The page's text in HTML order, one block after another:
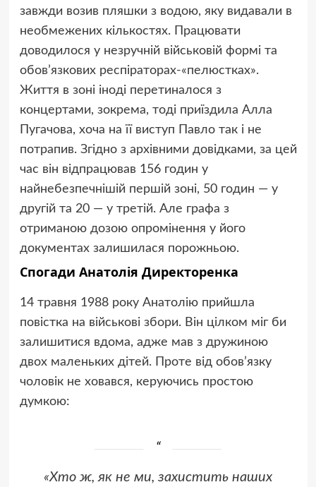
завжди возив пляшки з водою, яку видавали в
необмежених кількостях. Працювати
доводилося у незручній військовій формі та
обов’язкових респіраторах-«пелюстках».
Життя в зоні іноді перетиналося з
концертами, зокрема, тоді приїздила Алла
Пугачова, хоча на її виступ Павло так і не
потрапив. Згідно з архівними довідками, за цей
час він відпрацював 156 годин у
найнебезпечнішій першій зоні, 50 годин — у
другій та 20 — у третій. Але графа з
отриманою дозою опромінення у його
документах залишилася порожньою.
Спогади Анатолія Директоренка
14 травня 1988 року Анатолію прийшла
повістка на військові збори. Він цілком міг би
залишитися вдома, адже мав з дружиною
двох маленьких дітей. Проте від обов’язку
чоловік не ховався, керуючись простою
думкою:
«Хто ж, як не ми, захистить наших